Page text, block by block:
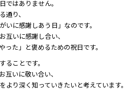
ではありません。
通り、
いに感謝しあう日」なのです。
互いに感謝し合い、
た」と褒めるための祝日です。
ることです。
互いに敬い合い、
り深く知っていきたいと考えています。